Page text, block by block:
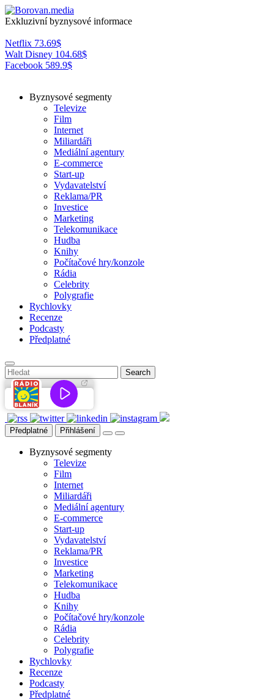
Exkluzivní byznysové informace
Netflix 73.69$
Walt Disney 104.68$
Facebook 589.9$
Byznysové segmenty
Televize
Film
Internet
Miliardáři
Mediální agentury
E-commerce
Start-up
Vydavatelství
Reklama/PR
Investice
Marketing
Telekomunikace
Hudba
Knihy
Počítačové hry/konzole
Rádia
Celebrity
Polygrafie
Rychlovky
Recenze
Podcasty
Předplatné
Předplatné Přihlášení
Byznysové segmenty
Televize
Film
Internet
Miliardáři
Mediální agentury
E-commerce
Start-up
Vydavatelství
Reklama/PR
Investice
Marketing
Telekomunikace
Hudba
Knihy
Počítačové hry/konzole
Rádia
Celebrity
Polygrafie
Rychlovky
Recenze
Podcasty
Předplatné